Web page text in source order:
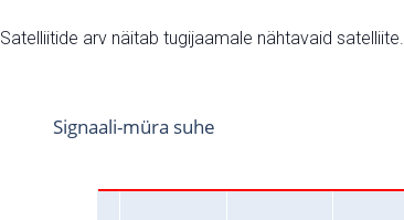
Satelliitide arv näitab tugijaamale nähtavaid satelliite.